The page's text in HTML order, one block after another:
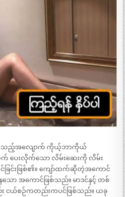
ာသည့်အလျောက် ကိုယ့်ဘာကိုယ်
က် ပေးလိုက်သော လိမ်းဆေးကို လိမ်း
ခြင်းဖြစ်၏။ ကျော်ထက်ဆိုတဲ့အကောင်
ာ အကောင်ဖြစ်သည်။ မာဒင်နှင့် တစ်
ငယ်စဉ်ကတည်းကပင်ဖြစ်သည်။ ယခု